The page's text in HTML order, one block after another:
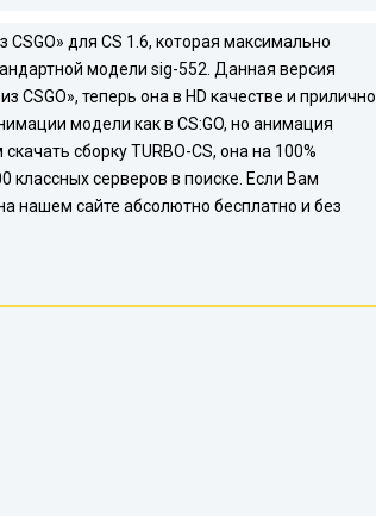
для CS 1.6, которая максимально
модели sig-552. Данная версия
CSGO», теперь она в HD качестве и прилично
модели как в CS:GO, но анимация
сборку TURBO-CS, она на 100%
серверов в поиске. Если Вам
нашем сайте абсолютно бесплатно и без